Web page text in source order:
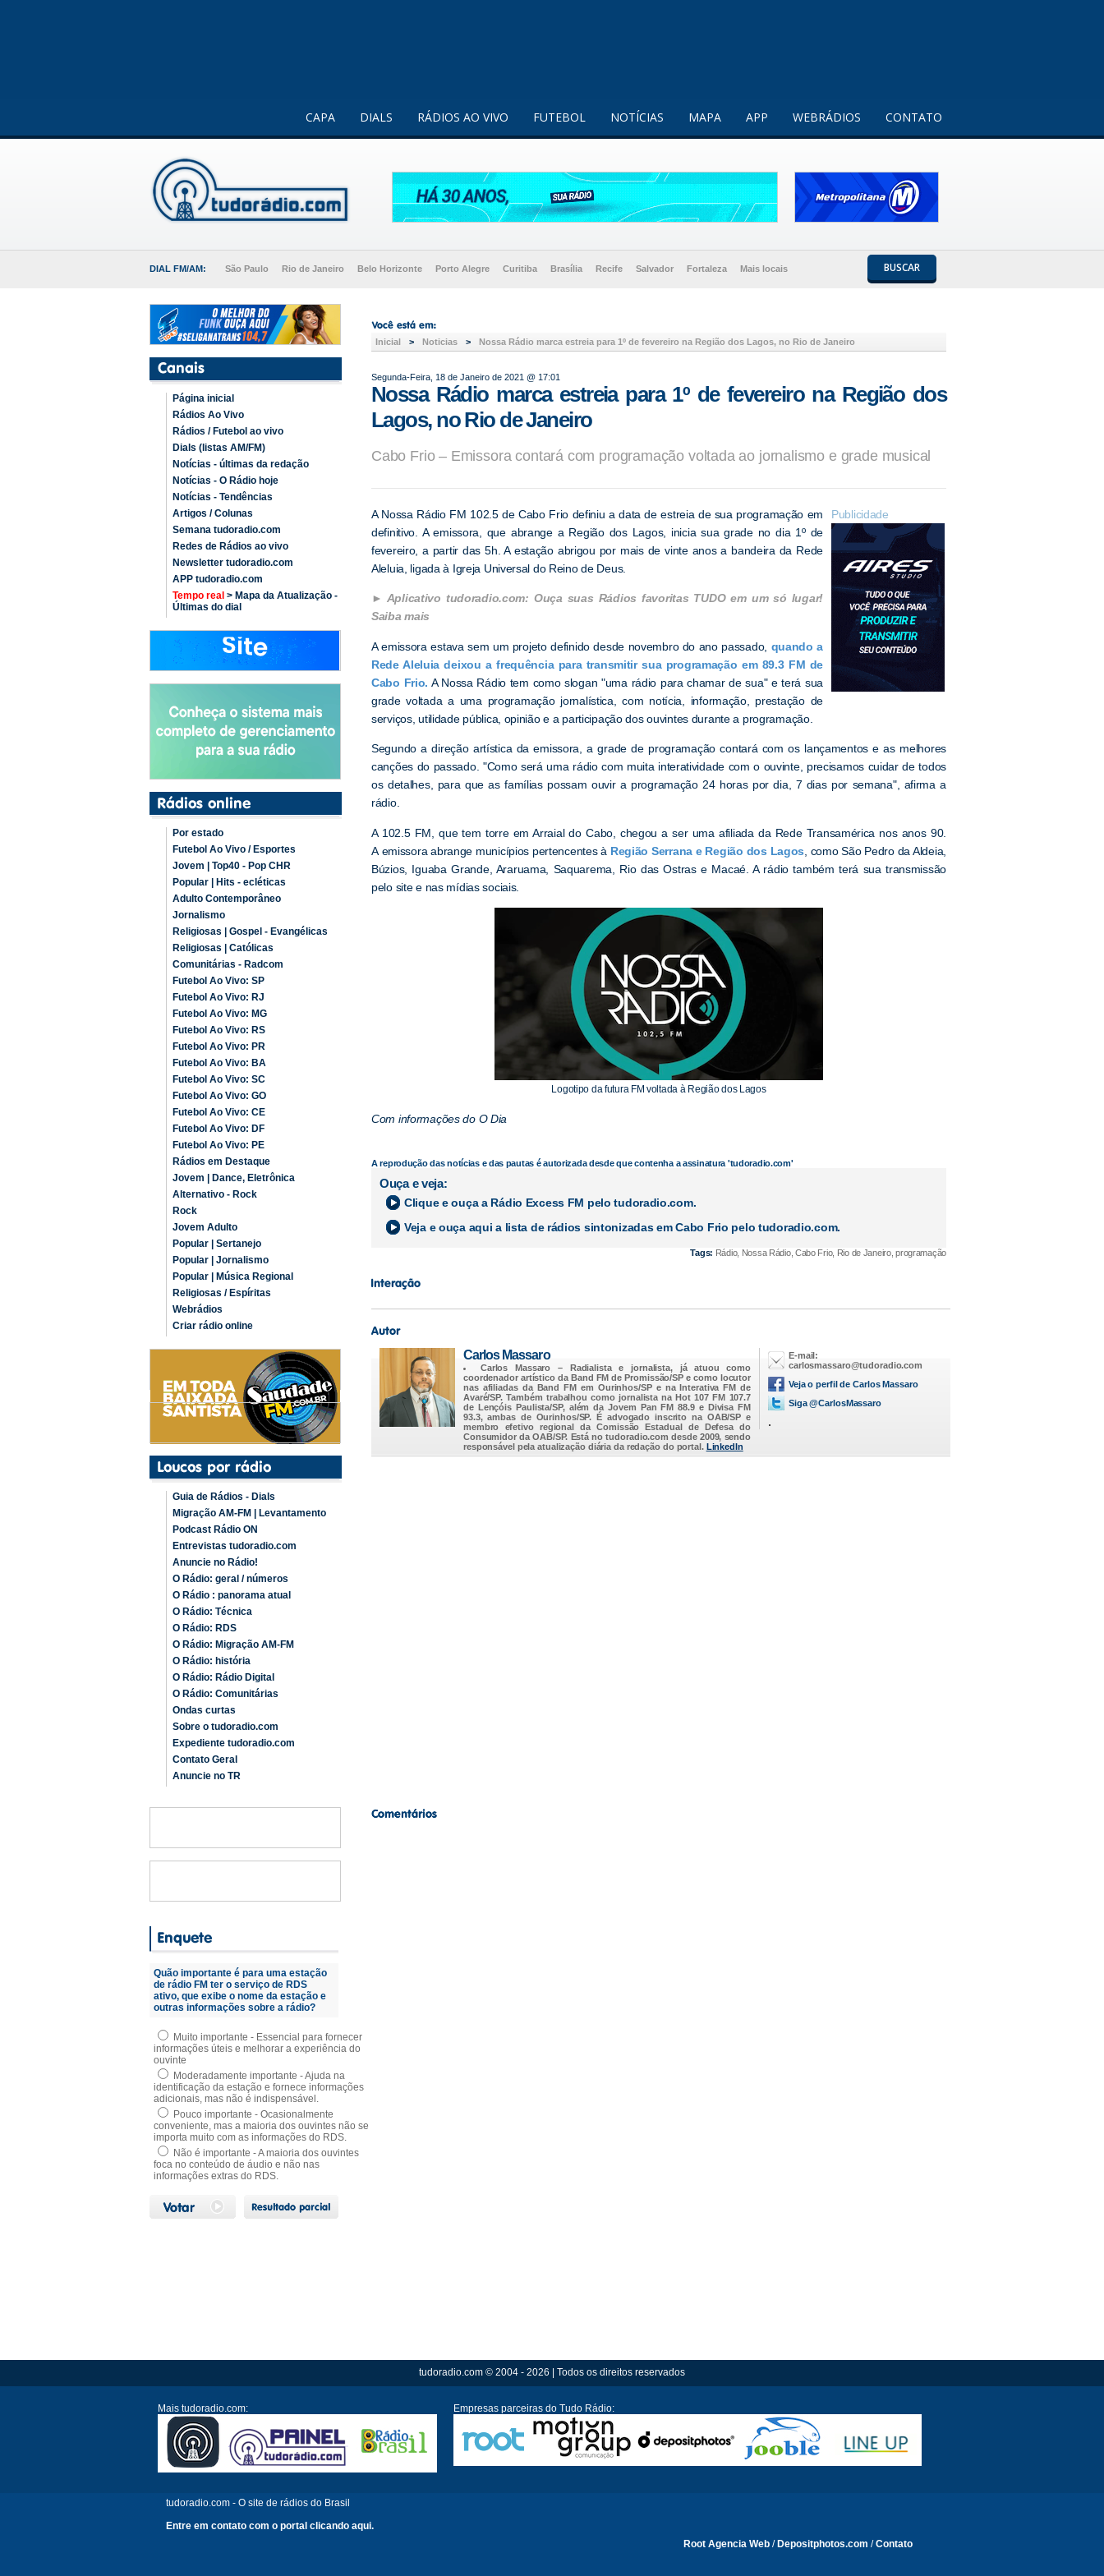
CAPA DIALS RÁDIOS AO VIVO FUTEBOL NOTÍCIAS MAPA APP WEBRÁDIOS CONTATO
DIAL FM/AM: São Paulo Rio de Janeiro Belo Horizonte Porto Alegre Curitiba Brasília Recife Salvador Fortaleza Mais locais BUSCAR
Página inicial
Rádios Ao Vivo
Rádios / Futebol ao vivo
Dials (listas AM/FM)
Notícias - últimas da redação
Notícias - O Rádio hoje
Notícias - Tendências
Artigos / Colunas
Semana tudoradio.com
Redes de Rádios ao vivo
Newsletter tudoradio.com
APP tudoradio.com
Tempo real > Mapa da Atualização -
Últimas do dial
Por estado
Futebol Ao Vivo / Esportes
Jovem | Top40 - Pop CHR
Popular | Hits - ecléticas
Adulto Contemporâneo
Jornalismo
Religiosas | Gospel - Evangélicas
Religiosas | Católicas
Comunitárias - Radcom
Futebol Ao Vivo: SP
Futebol Ao Vivo: RJ
Futebol Ao Vivo: MG
Futebol Ao Vivo: RS
Futebol Ao Vivo: PR
Futebol Ao Vivo: BA
Futebol Ao Vivo: SC
Futebol Ao Vivo: GO
Futebol Ao Vivo: CE
Futebol Ao Vivo: DF
Futebol Ao Vivo: PE
Rádios em Destaque
Jovem | Dance, Eletrônica
Alternativo - Rock
Rock
Jovem Adulto
Popular | Sertanejo
Popular | Jornalismo
Popular | Música Regional
Religiosas / Espíritas
Webrádios
Criar rádio online
Guia de Rádios - Dials
Migração AM-FM | Levantamento
Podcast Rádio ON
Entrevistas tudoradio.com
Anuncie no Rádio!
O Rádio: geral / números
O Rádio : panorama atual
O Rádio: Técnica
O Rádio: RDS
O Rádio: Migração AM-FM
O Rádio: história
O Rádio: Rádio Digital
O Rádio: Comunitárias
Ondas curtas
Sobre o tudoradio.com
Expediente tudoradio.com
Contato Geral
Anuncie no TR
Quão importante é para uma estação
de rádio FM ter o serviço de RDS
ativo, que exibe o nome da estação e
outras informações sobre a rádio?
Muito importante - Essencial para fornecer
informações úteis e melhorar a experiência do
ouvinte
Moderadamente importante - Ajuda na
identificação da estação e fornece informações
adicionais, mas não é indispensável.
Pouco importante - Ocasionalmente
conveniente, mas a maioria dos ouvintes não se
importa muito com as informações do RDS.
Não é importante - A maioria dos ouvintes
foca no conteúdo de áudio e não nas
informações extras do RDS.
Inicial > Noticias > Nossa Rádio marca estreia para 1º de fevereiro na Região dos Lagos, no Rio de Janeiro
Segunda-Feira, 18 de Janeiro de 2021 @ 17:01
Nossa Rádio marca estreia para 1º de fevereiro na Região dos
Lagos, no Rio de Janeiro
Cabo Frio – Emissora contará com programação voltada ao jornalismo e grade musical
Publicidade
A Nossa Rádio FM 102.5 de Cabo Frio definiu a data de estreia de sua programação em
definitivo. A emissora, que abrange a Região dos Lagos, inicia sua grade no dia 1º de
fevereiro, a partir das 5h. A estação abrigou por mais de vinte anos a bandeira da Rede
Aleluia, ligada à Igreja Universal do Reino de Deus.
Aplicativo tudoradio.com: Ouça suas Rádios favoritas TUDO em um só lugar!
Saiba mais
A emissora estava sem um projeto definido desde novembro do ano passado, quando a
Rede Aleluia deixou a frequência para transmitir sua programação em 89.3 FM de
Cabo Frio. A Nossa Rádio tem como slogan "uma rádio para chamar de sua" e terá sua
grade voltada a uma programação jornalística, com notícia, informação, prestação de
serviços, utilidade pública, opinião e a participação dos ouvintes durante a programação.
Segundo a direção artística da emissora, a grade de programação contará com os lançamentos e as melhores
canções do passado. "Como será uma rádio com muita interatividade com o ouvinte, precisamos cuidar de todos
os detalhes, para que as famílias possam ouvir a programação 24 horas por dia, 7 dias por semana", afirma a
rádio.
A 102.5 FM, que tem torre em Arraial do Cabo, chegou a ser uma afiliada da Rede Transamérica nos anos 90.
A emissora abrange municípios pertencentes à Região Serrana e Região dos Lagos , como São Pedro da Aldeia,
Búzios, Iguaba Grande, Araruama, Saquarema, Rio das Ostras e Macaé. A rádio também terá sua transmissão
pelo site e nas mídias sociais.
Logotipo da futura FM voltada à Região dos Lagos
Com informações do O Dia
A reprodução das notícias e das pautas é autorizada desde que contenha a assinatura 'tudoradio.com'
Ouça e veja:
Clique e ouça a Rádio Excess FM pelo tudoradio.com.
Veja e ouça aqui a lista de rádios sintonizadas emCabo Frio pelo tudoradio.com.
Tags: Rádio, Nossa Rádio, Cabo Frio, Rio de Janeiro, programação
Carlos Massaro
Carlos Massaro – Radialista e jornalista, já atuou como
coordenador artístico da Band FM de Promissão/SP e como locutor
nas afiliadas da Band FM em Ourinhos/SP e na Interativa FM de
Avaré/SP. Também trabalhou como jornalista na Hot 107 FM 107.7
de Lençóis Paulista/SP, além da Jovem Pan FM 88.9 e Divisa FM
93.3, ambas de Ourinhos/SP. É advogado inscrito na OAB/SP e
membro efetivo regional da Comissão Estadual de Defesa do
Consumidor da OAB/SP. Está notudoradio.com desde 2009, sendo
responsável pela atualização diária da redação do portal. LinkedIn
E-mail:
carlosmassaro@tudoradio.com
Veja o perfil de Carlos Massaro
Siga @CarlosMassaro
.
tudoradio.com © 2004 - 2026 | Todos os direitos reservados
Mais tudoradio.com: Empresas parceiras do Tudo Rádio:
tudoradio.com - O site de rádios do Brasil
Entre em contato com o portal clicando aqui.
Root Agencia Web / Depositphotos.com /Contato